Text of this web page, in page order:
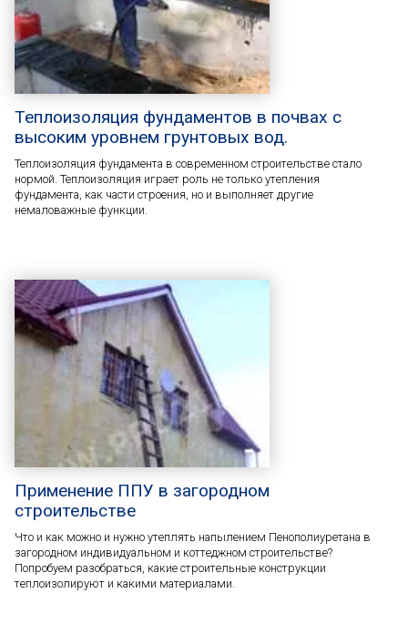
Теплоизоляция фундаментов в почвах с
высоким уровнем грунтовых вод.
Теплоизоляция фундамента в современном строительстве стало
нормой. Теплоизоляция играет роль не только утепления
фундамента, как части строения, но и выполняет другие
немаловажные функции.
Применение ППУ в загородном
строительстве
Что и как можно и нужно утеплять напылением Пенополиуретана в
загородном индивидуальном и коттеджном строительстве?
Попробуем разобраться, какие строительные конструкции
теплоизолируют и какими материалами.